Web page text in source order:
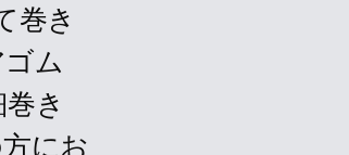
巻き
ム
き
にお